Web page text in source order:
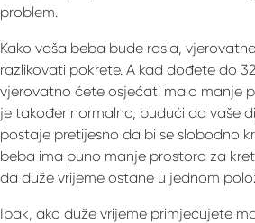
problem.
Kako vaša beba bude rasla,
razlikovati pokrete. A kad dođete do
vjerovatno ćete osjećati malo manje
je također normalno, budući da vaše
postaje pretijesno da bi se slobodno
beba ima puno manje prostora za
da duže vrijeme ostane u jednom
Ipak, ako duže vrijeme primjećujete